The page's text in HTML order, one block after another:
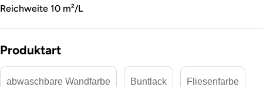
Reichweite 10 m²/L
Produktart
abwaschbare Wandfarbe Buntlack Fliesenfarbe